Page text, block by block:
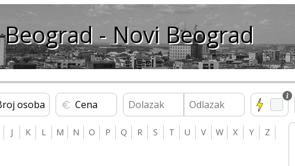
- Novi Beograd
osoba Cena
J K L M N O P Q R S T U V W X Y Z